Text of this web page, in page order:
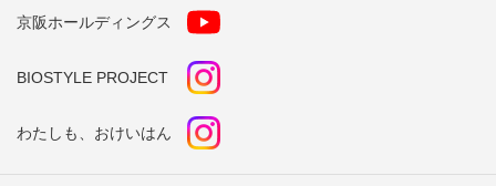
京阪ホールディングス
BIOSTYLE PROJECT
わたしも、おけいはん